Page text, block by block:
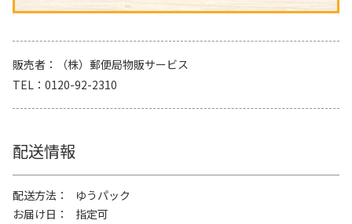
販売者
（株）郵便局物販サービス
TEL
0120-92-2310
配送情報
配送方法
ゆうパック
お届け日
指定可